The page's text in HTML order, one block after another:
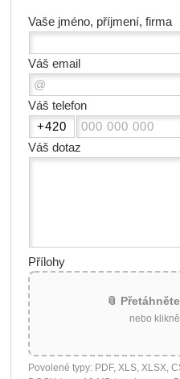
Vaše jméno, příjmení, firma
Váš email
Váš telefon
Váš dotaz
Přílohy
📎
nebo
Povolené typy: PDF, XLS, XLSX,